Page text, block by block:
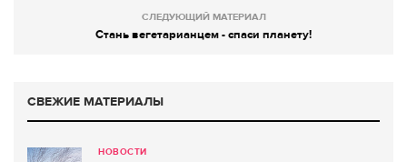
СЛЕДУЮЩИЙ МАТЕРИАЛ
Стань вегетарианцем - спаси планету!
СВЕЖИЕ МАТЕРИАЛЫ
НОВОСТИ